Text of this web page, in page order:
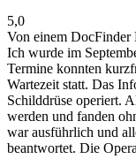
5,0
Von einem DocFinder
Ich wurde im
Termine konnten
Wartezeit statt. Das
Schilddrüse operiert.
werden und fanden
war ausführlich und
beantwortet. Die